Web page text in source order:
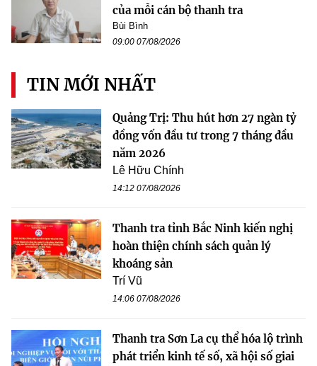
của mỗi cán bộ thanh tra
Bùi Bình
09:00 07/08/2026
TIN MỚI NHẤT
Quảng Trị: Thu hút hơn 27 ngàn tỷ
đồng vốn đầu tư trong 7 tháng đầu
năm 2026
Lê Hữu Chính
14:12 07/08/2026
Thanh tra tỉnh Bắc Ninh kiến nghị
hoàn thiện chính sách quản lý
khoáng sản
Trí Vũ
14:06 07/08/2026
Thanh tra Sơn La cụ thể hóa lộ trình
phát triển kinh tế số, xã hội số giai